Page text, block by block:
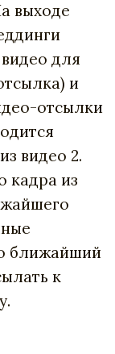
выходе
для
и
отсылки
видео 2.
кадра из
ближайший
к